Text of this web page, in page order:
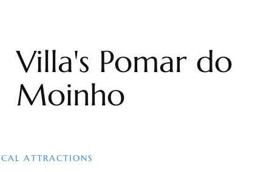
Villa's Pomar do
Moinho
ATTRACTIONS